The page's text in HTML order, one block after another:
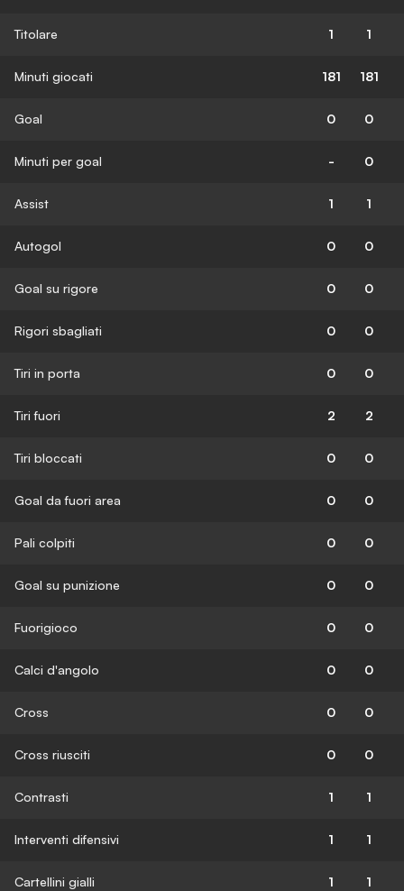
Titolare 1 1
Minuti giocati 181 181
Goal 0 0
Minuti per goal - 0
Assist 1 1
Autogol 0 0
Goal su rigore 0 0
Rigori sbagliati 0 0
Tiri in porta 0 0
Tiri fuori 2 2
Tiri bloccati 0 0
Goal da fuori area 0 0
Pali colpiti 0 0
Goal su punizione 0 0
Fuorigioco 0 0
Calci d'angolo 0 0
Cross 0 0
Cross riusciti 0 0
Contrasti 1 1
Interventi difensivi 1 1
Cartellini gialli 1 1